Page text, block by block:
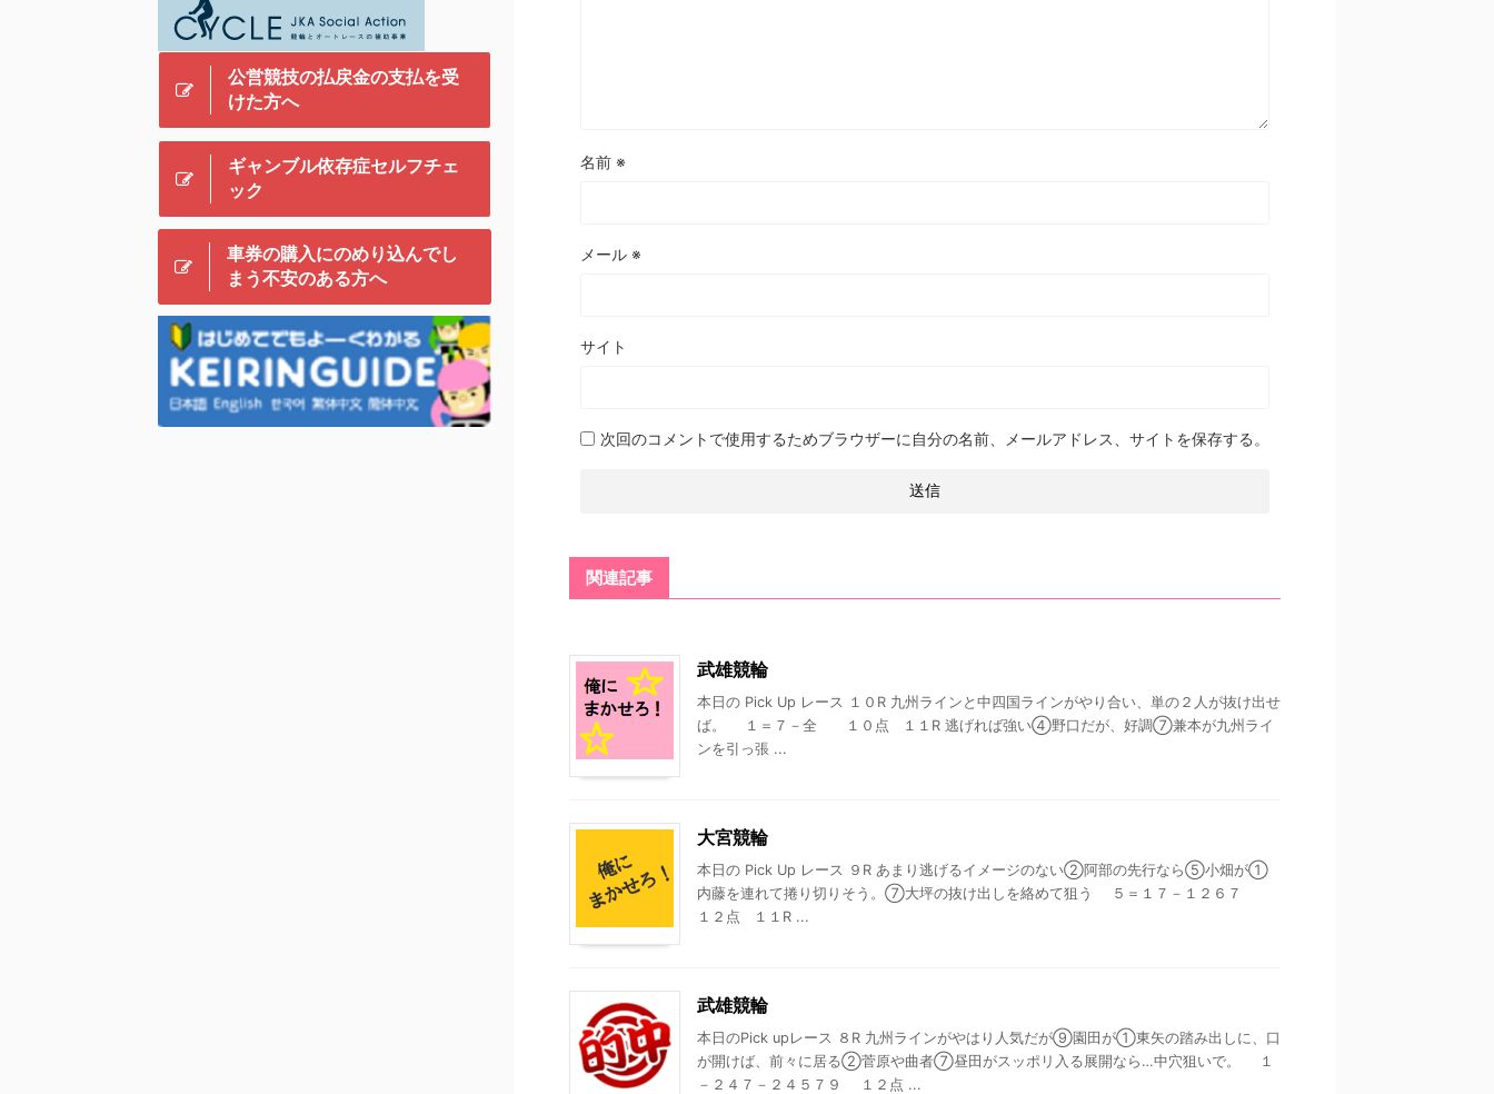
名前 ※
メール ※
サイト
次回のコメントで使用するためブラウザーに自分の名前、メールアドレス、サイトを保存する。
関連記事
武雄競輪
本日の Pick Up レース １０R 九州ラインと中四国ラインがやり合い、単の２人が抜け出せ
ば。 １＝７－全 １０点 １１R 逃げれば強い④野口だが、好調⑦兼本が九州ライ
ンを引っ張 ...
大宮競輪
本日の Pick Up レース ９R あまり逃げるイメージのない②阿部の先行なら⑤小畑が①
内藤を連れて捲り切りそう。⑦大坪の抜け出しを絡めて狙う ５＝１７－１２６７
１２点 １１R ...
武雄競輪
本日のPick upレース ８R 九州ラインがやはり人気だが⑨園田が①東矢の踏み出しに、口
が開けば、前々に居る②菅原や曲者⑦昼田がスッポリ入る展開なら…中穴狙いで。 １
－２４７－２４５７９ １２点 ...
公営競技の払戻金の支払を受
けた方へ
ギャンブル依存症セルフチェ
ック
車券の購入にのめり込んでし
まう不安のある方へ